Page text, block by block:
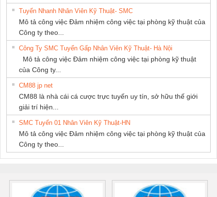
Tuyển Nhanh Nhân Viên Kỹ Thuật- SMC
Mô tả công việc Đảm nhiệm công việc tại phòng kỹ thuật của
Công ty theo...
Công Ty SMC Tuyển Gấp Nhân Viên Kỹ Thuật- Hà Nội
Mô tả công việc Đảm nhiệm công việc tại phòng kỹ thuật
của Công ty...
CM88 jp net
CM88 là nhà cái cá cược trực tuyến uy tín, sở hữu thế giới
giải trí hiện...
SMC Tuyển 01 Nhân Viên Kỹ Thuật-HN
Mô tả công việc Đảm nhiệm công việc tại phòng kỹ thuật của
Công ty theo...